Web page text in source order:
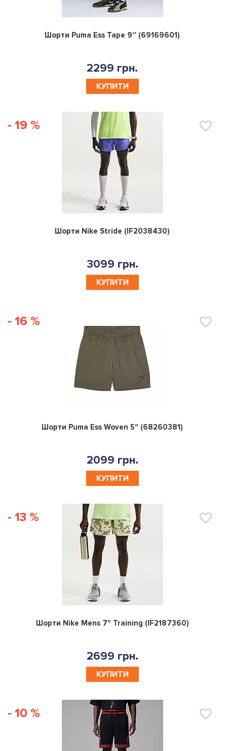
0
Шорти Puma Ess Tape 9'' (69169601)
2299 грн.
КУПИТИ
- 19 %
0
Шорти Nike Stride (IF2038430)
3099 грн.
КУПИТИ
- 16 %
0
Шорти Puma Ess Woven 5" (68260381)
2099 грн.
КУПИТИ
- 13 %
0
Шорти Nike Mens 7" Training (IF2187360)
2699 грн.
КУПИТИ
- 10 %